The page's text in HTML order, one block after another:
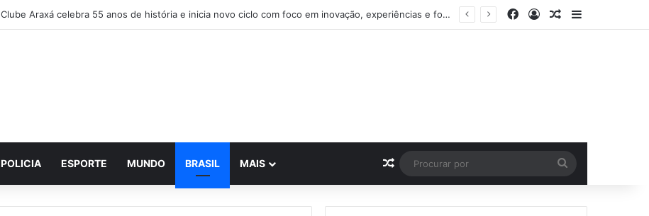
AIA realiza reunião histórica e avança no planejamento de novos projetos e da festa de 15 anos Facebook
EntrarArtigo aleatório
Barra Lateral
POLICIA ESPORTE MUNDO BRASIL MAIS Artigo aleatório
por